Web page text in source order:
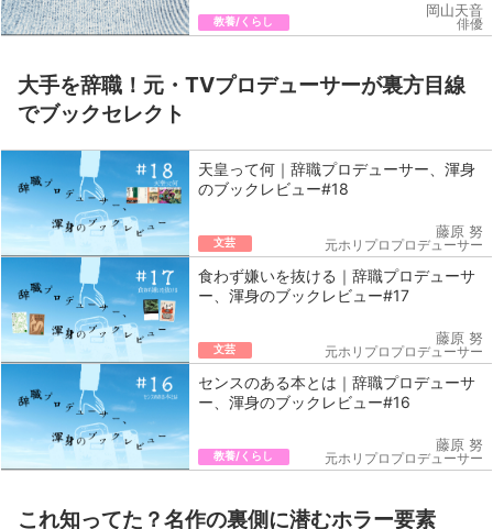
教養/くらし
岡山天音
俳優
大手を辞職！元・TVプロデューサーが裏方目線
でブックセレクト
天皇って何｜辞職プロデューサー、渾身
のブックレビュー#18
文芸
藤原 努
元ホリプロプロデューサー
食わず嫌いを抜ける｜辞職プロデューサ
ー、渾身のブックレビュー#17
文芸
藤原 努
元ホリプロプロデューサー
センスのある本とは｜辞職プロデューサ
ー、渾身のブックレビュー#16
教養/くらし
藤原 努
元ホリプロプロデューサー
これ知ってた？名作の裏側に潜むホラー要素